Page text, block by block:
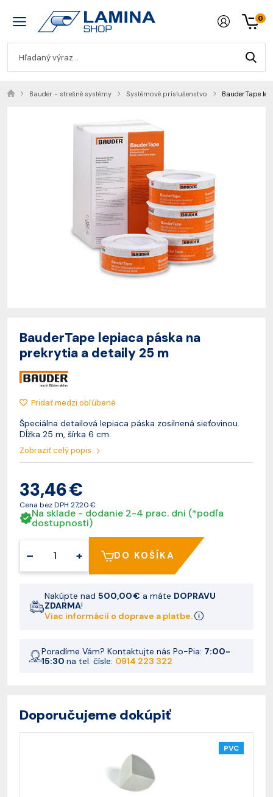
0
Bauder - strešné systémy Systémové príslušenstvo BauderTape
BauderTape lepiaca páska na
prekrytia a detaily 25 m
Pridať medzi obľúbené
Špeciálna detailová lepiaca páska zosilnená sieťovinou.
Dĺžka 25 m, šírka 6 cm.
Zobraziť celý popis
33,46 €
Cena bez DPH 27,20 €
Na sklade - dodanie 2-4 prac. dni (*podľa
dostupnosti)
– + DO KOŠÍKA
Nakúpte nad 500,00 € a máte DOPRAVU
ZDARMA!
Viac informácií o doprave a platbe.
Poradíme Vám? Kontaktujte nás Po-Pia: 7:00-
15:30 na tel. čísle: 0914 223 322
Doporučujeme dokúpiť
PVC